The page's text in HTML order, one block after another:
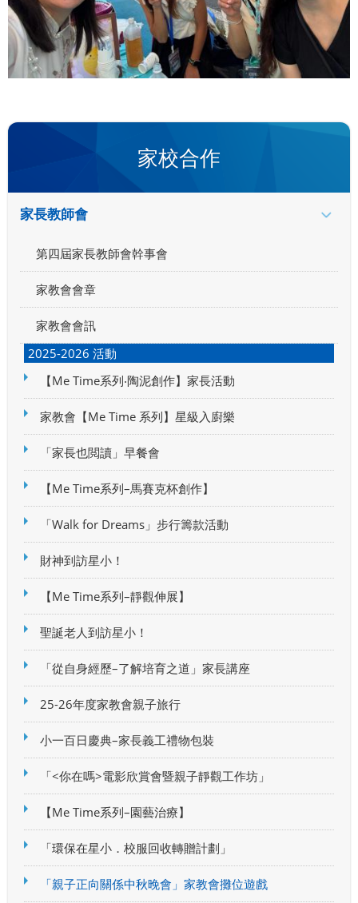
家校合作
家長教師會
第四屆家長教師會幹事會
家教會會章
家教會會訊
2025-2026 活動
【Me Time系列‧陶泥創作】家長活動
家教會【Me Time 系列】星級入廚樂
「家長也閲讀」早餐會
【Me Time系列–馬賽克杯創作】
「Walk for Dreams」步行籌款活動
財神到訪星小！
【Me Time系列–靜觀伸展】
聖誕老人到訪星小！
「從自身經歷–了解培育之道」家長講座
25-26年度家教會親子旅行
小一百日慶典–家長義工禮物包裝
「<你在嗎>電影欣賞會暨親子靜觀工作坊」
【Me Time系列–園藝治療】
「環保在星小．校服回收轉贈計劃」
「親子正向關係中秋晚會」家教會攤位遊戲